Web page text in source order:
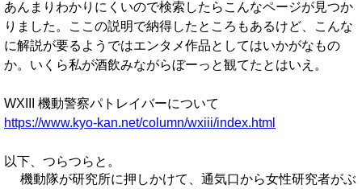
あんまりわかりにくいので検索したらこんなページが見つか
りました。ここの説明で納得したところもあるけど、こんな
に解説が要るようではエンタメ作品としてはいかがなもの
か。いくら私が酒飲みながらぼーっと観てたとはいえ。
WXIII 機動警察パトレイバーについて
https://www.kyo-kan.net/column/wxiii/index.html
以下、つらつらと。
機動隊が研究所に押しかけて、通気口から女性研究者がぶ